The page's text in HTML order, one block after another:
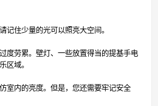
记住少量的光可以照亮大空间。
度劳累。壁灯、一些放置得当的提基手电
区域。
室内的亮度。但是，您还需要牢记安全